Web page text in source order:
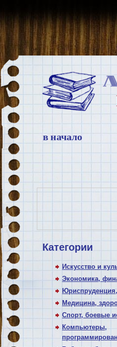
в начало
Категории
Искусство и
Экономика,
Медицина,
Спорт, боевые
Компьютеры,